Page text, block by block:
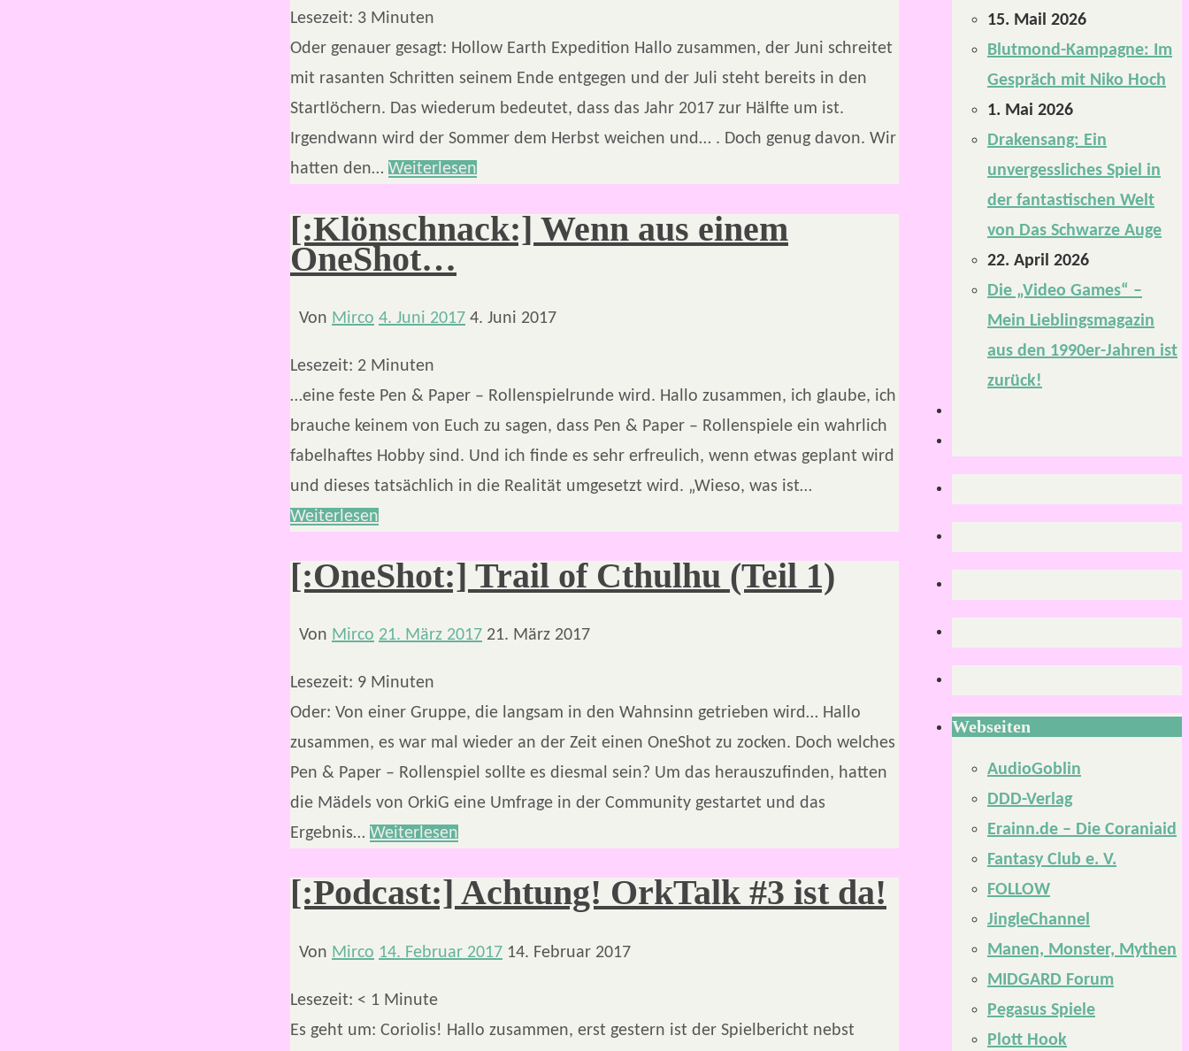
Lesezeit: 3 Minuten
Oder genauer gesagt: Hollow Earth Expedition Hallo zusammen, der Juni schreitet
mit rasanten Schritten seinem Ende entgegen und der Juli steht bereits in den
Startlöchern. Das wiederum bedeutet, dass das Jahr 2017 zur Hälfte um ist.
Irgendwann wird der Sommer dem Herbst weichen und… . Doch genug davon. Wir
hatten den… Weiterlesen
[:Klönschnack:] Wenn aus einem
OneShot…
Von Mirco 4. Juni 2017 4. Juni 2017
Lesezeit: 2 Minuten
…eine feste Pen & Paper – Rollenspielrunde wird. Hallo zusammen, ich glaube, ich
brauche keinem von Euch zu sagen, dass Pen & Paper – Rollenspiele ein wahrlich
fabelhaftes Hobby sind. Und ich finde es sehr erfreulich, wenn etwas geplant wird
und dieses tatsächlich in die Realität umgesetzt wird. „Wieso, was ist…
Weiterlesen
[:OneShot:] Trail of Cthulhu (Teil 1)
Von Mirco 21. März 2017 21. März 2017
Lesezeit: 9 Minuten
Oder: Von einer Gruppe, die langsam in den Wahnsinn getrieben wird… Hallo
zusammen, es war mal wieder an der Zeit einen OneShot zu zocken. Doch welches
Pen & Paper – Rollenspiel sollte es diesmal sein? Um das herauszufinden, hatten
die Mädels von OrkiG eine Umfrage in der Community gestartet und das
Ergebnis… Weiterlesen
[:Podcast:] Achtung! OrkTalk #3 ist da!
Von Mirco 14. Februar 2017 14. Februar 2017
Lesezeit: < 1 Minute
Es geht um: Coriolis! Hallo zusammen, erst gestern ist der Spielbericht nebst
15. Mail 2026
Blutmond-Kampagne: Im
Gespräch mit Niko Hoch
1. Mai 2026
Drakensang: Ein
unvergessliches Spiel in
der fantastischen Welt
von Das Schwarze Auge
22. April 2026
Die „Video Games“ –
Mein Lieblingsmagazin
aus den 1990er-Jahren ist
zurück!
Webseiten
AudioGoblin
DDD-Verlag
Erainn.de – Die Coraniaid
Fantasy Club e. V.
FOLLOW
JingleChannel
Manen, Monster, Mythen
MIDGARD Forum
Pegasus Spiele
Plott Hook